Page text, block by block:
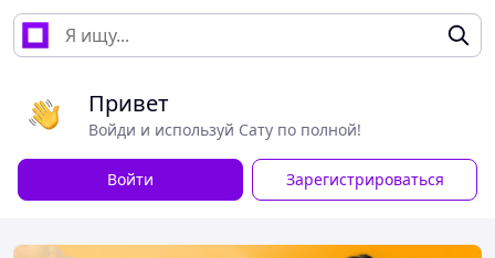
Привет
Войди и используй Сату по полной!
Войти Зарегистрироваться